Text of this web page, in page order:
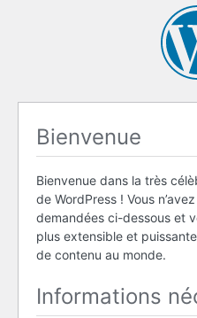
Bienvenue
Bienvenue dans la très
de WordPress ! Vous
demandées ci-dessous et
plus extensible et
de contenu au monde.
Informations